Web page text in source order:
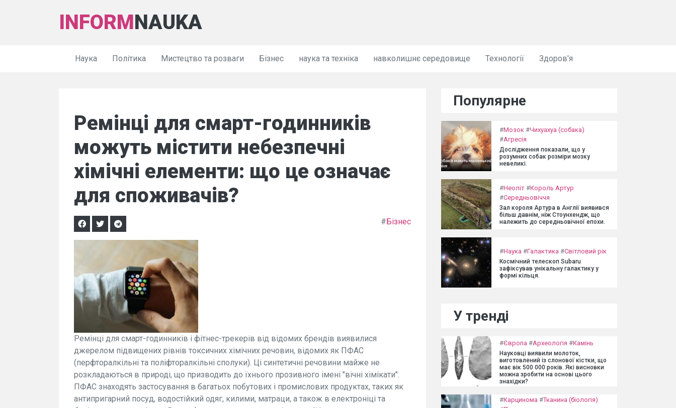
INFORMNAUKA
Наука Політика Мистецтво та розваги Бізнес наука та техніка навколишнє середовище Технології Здоров'я
Ремінці для смарт-годинників
можуть містити небезпечні
хімічні елементи: що це означає
для споживачів?
#Бізнес
Ремінці для смарт-годинників і фітнес-трекерів від відомих брендів виявилися
джерелом підвищених рівнів токсичних хімічних речовин, відомих як ПФАС
(перфторалкільні та поліфторалкільні сполуки). Ці синтетичні речовини майже не
розкладаються в природі, що призводить до їхнього прозивного імені "вічні хімікати".
ПФАС знаходять застосування в багатьох побутових і промислових продуктах, таких як
антипригарний посуд, водостійкий одяг, килими, матраци, а також в електроніці та
Популярне
#Мозок #Чихуахуа (собака)
#Агресія
Дослідження показали, що у
розумних собак розміри мозку
невеликі.
#Неоліт #Король Артур
#Середньовіччя
Зал короля Артура в Англії виявився
більш давнім, ніж Стоунхендж, що
належить до середньовічної епохи.
#Наука #Галактика #Світловий рік
Космічний телескоп Subaru
зафіксував унікальну галактику у
формі кільця.
У тренді
#Європа #Археологія #Камінь
Науковці виявили молоток,
виготовлений із слонової кістки, що
має вік 500 000 років. Які висновки
можна зробити на основі цього
знахідки?
#Карцинома #Тканина (біологія)